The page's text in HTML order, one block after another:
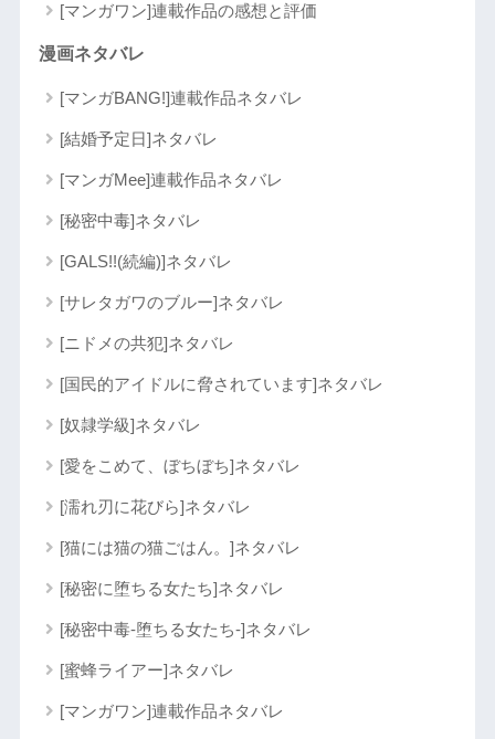
[マンガワン]連載作品の感想と評価
漫画ネタバレ
[マンガBANG!]連載作品ネタバレ
[結婚予定日]ネタバレ
[マンガMee]連載作品ネタバレ
[秘密中毒]ネタバレ
[GALS!!(続編)]ネタバレ
[サレタガワのブルー]ネタバレ
[ニドメの共犯]ネタバレ
[国民的アイドルに脅されています]ネタバレ
[奴隷学級]ネタバレ
[愛をこめて、ぼちぼち]ネタバレ
[濡れ刃に花びら]ネタバレ
[猫には猫の猫ごはん。]ネタバレ
[秘密に堕ちる女たち]ネタバレ
[秘密中毒-堕ちる女たち-]ネタバレ
[蜜蜂ライアー]ネタバレ
[マンガワン]連載作品ネタバレ